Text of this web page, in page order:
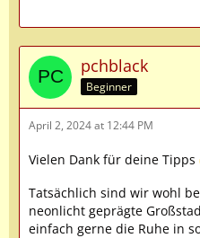
pchblack
Beginner
April 2, 2024 at 12:44 PM
Vielen Dank für deine Tipps
Tatsächlich sind wir wohl
neonlicht geprägte
einfach gerne die Ruhe in